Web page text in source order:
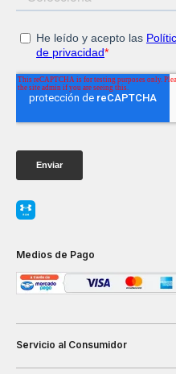
Medios de Pago
Servicio al Consumidor